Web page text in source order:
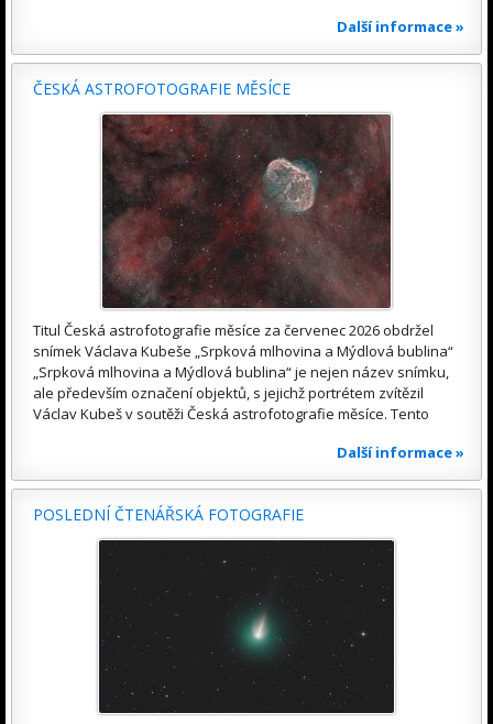
Další informace »
ČESKÁ ASTROFOTOGRAFIE MĚSÍCE
Titul Česká astrofotografie měsíce za červenec 2026 obdržel
snímek Václava Kubeše „Srpková mlhovina a Mýdlová bublina“
„Srpková mlhovina a Mýdlová bublina“ je nejen název snímku,
ale především označení objektů, s jejichž portrétem zvítězil
Václav Kubeš v soutěži Česká astrofotografie měsíce. Tento
Další informace »
POSLEDNÍ ČTENÁŘSKÁ FOTOGRAFIE